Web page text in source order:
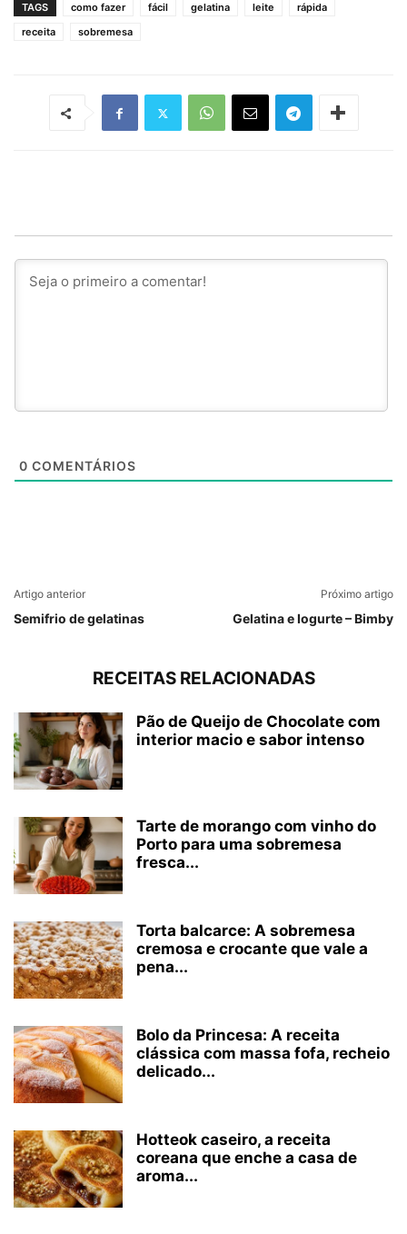
TAGS como fazer fácil gelatina leite
rápida
receita
sobremesa
0 COMENTÁRIOS
Artigo anterior
Semifrio de gelatinas
Próximo artigo
Gelatina e Iogurte – Bimby
RECEITAS RELACIONADAS
Pão de Queijo de Chocolate com
interior macio e sabor intenso
Tarte de morango com vinho do
Porto para uma sobremesa
fresca...
Torta balcarce: A sobremesa
cremosa e crocante que vale a
pena...
Bolo da Princesa: A receita
clássica com massa fofa, recheio
delicado...
Hotteok caseiro, a receita
coreana que enche a casa de
aroma...